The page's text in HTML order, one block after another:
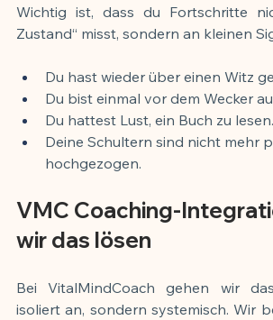
Wichtig ist, dass du Fortschritte
Zustand“ misst, sondern an kleinen
Du hast wieder über einen Witz
Du bist einmal vor dem Wecker
Du hattest Lust, ein Buch zu lesen.
Deine Schultern sind nicht mehr
hochgezogen.
VMC Coaching-
wir das lösen
Bei VitalMindCoach gehen wir
isoliert an, sondern systemisch. Wir